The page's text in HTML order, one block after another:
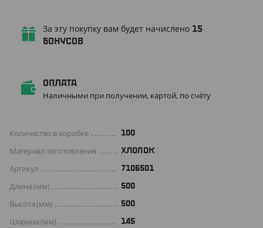
За эту покупку вам будет начислено 15
бонусов
Оплата
Наличными при получении, картой, по счёту
Количество в коробке 100
Материал изготовления ХЛОПОК
Артикул 7106501
Длина (мм) 500
Высота (мм) 500
Ширина (мм) 145